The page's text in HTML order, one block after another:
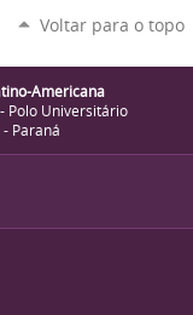
Voltar para o topo
Americana
Polo Universitário
Paraná